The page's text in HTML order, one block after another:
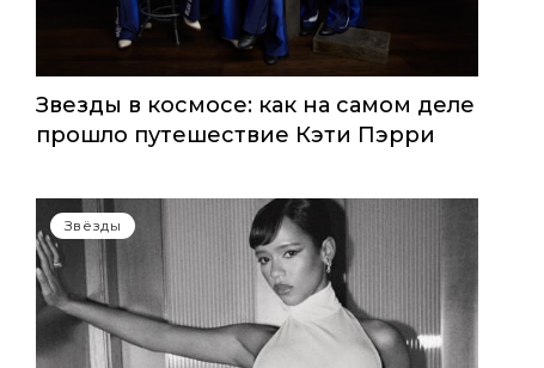
Звезды в космосе: как на самом деле
прошло путешествие Кэти Пэрри
Звёзды